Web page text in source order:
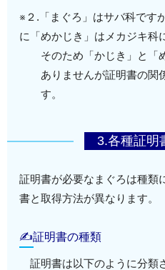
※２.「まぐろ」はサバ科です
に「めかじき」はメカジキ科
そのため「かじき」と「
ありませんが証明書の関
す。
3.各種証明
証明書が必要なまぐろは種類
書と取得方法が異なります。
✍証明書の種類
証明書は以下のように分類